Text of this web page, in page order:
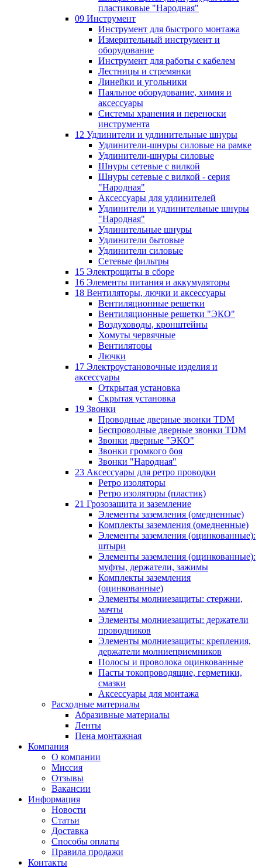
пластиковые "Народная"
09 Инструмент
Инструмент для быстрого монтажа
Измерительный инструмент и
оборудование
Инструмент для работы с кабелем
Лестницы и стремянки
Линейки и угольники
Паяльное оборудование, химия и
аксессуары
Системы хранения и переноски
инструмента
12 Удлинители и удлинительные шнуры
Удлинители-шнуры силовые на рамке
Удлинители-шнуры силовые
Шнуры сетевые с вилкой
Шнуры сетевые с вилкой - серия
"Народная"
Аксессуары для удлинителей
Удлинители и удлинительные шнуры
"Народная"
Удлинительные шнуры
Удлинители бытовые
Удлинители силовые
Сетевые фильтры
15 Электрощиты в сборе
16 Элементы питания и аккумуляторы
18 Вентиляторы, лючки и аксессуары
Вентиляционные решетки
Вентиляционные решетки "ЭКО"
Воздуховоды, кронштейны
Хомуты червячные
Вентиляторы
Лючки
17 Электроустановочные изделия и
аксессуары
Открытая установка
Скрытая установка
19 Звонки
Проводные дверные звонки TDM
Беспроводные дверные звонки TDM
Звонки дверные "ЭКО"
Звонки громкого боя
Звонки "Народная"
23 Аксессуары для ретро проводки
Ретро изоляторы
Ретро изоляторы (пластик)
21 Грозозащита и заземление
Элементы заземления (омедненные)
Комплекты заземления (омедненные)
Элементы заземления (оцинкованные):
штыри
Элементы заземления (оцинкованные):
муфты, держатели, зажимы
Комплекты заземления
(оцинкованные)
Элементы молниезащиты: стержни,
мачты
Элементы молниезащиты: держатели
проводников
Элементы молниезащиты: крепления,
держатели молниеприемников
Полосы и проволока оцинкованные
Пасты токопроводящие, герметики,
смазки
Аксессуары для монтажа
Расходные материалы
Абразивные материалы
Ленты
Пена монтажная
Компания
О компании
Миссия
Отзывы
Вакансии
Информация
Новости
Статьи
Доставка
Способы оплаты
Правила продажи
Контакты